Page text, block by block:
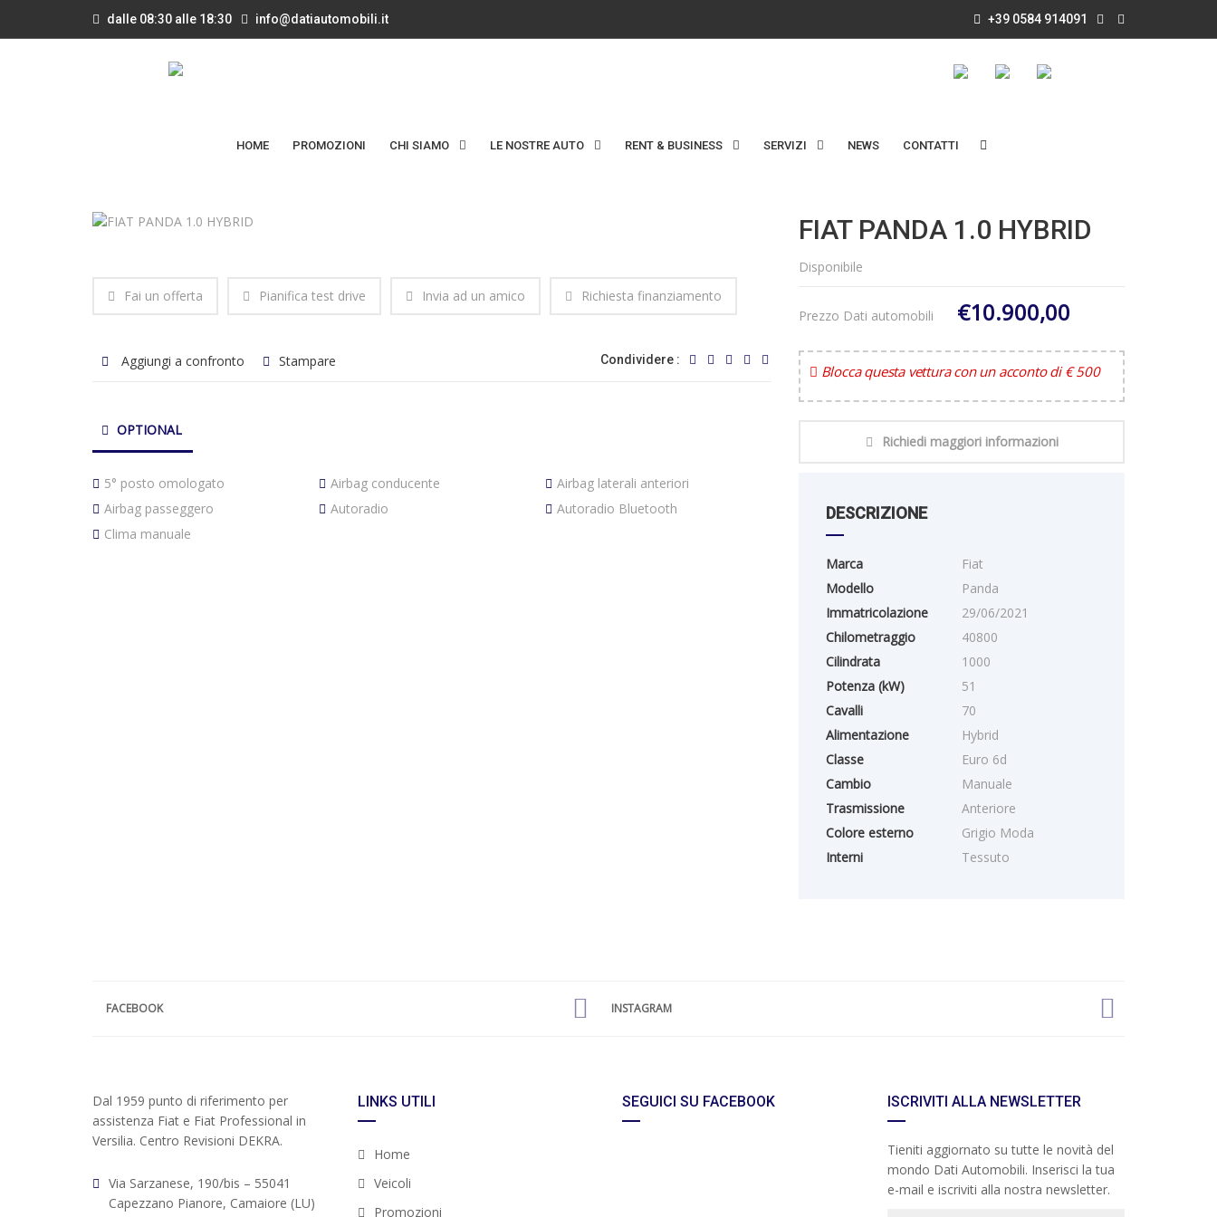
dalle 08:30 alle 18:30 info@datiautomobili.it +39 0584 914091
HOME PROMOZIONI CHI SIAMO LE NOSTRE AUTO RENT & BUSINESS SERVIZI NEWS CONTATTI
Fai un offerta Pianifica test drive Invia ad un amico Richiesta finanziamento
Aggiungi a confronto Stampare Condividere :
OPTIONAL
5° posto omologato Airbag conducente
Airbag laterali anteriori
Airbag passeggero
Autoradio
Autoradio Bluetooth
Clima manuale
FIAT PANDA 1.0 HYBRID
Disponibile
Prezzo Dati automobili €10.900,00
Blocca questa vettura con un acconto di € 500
Richiedi maggiori informazioni
DESCRIZIONE
Marca
Fiat
Modello
Panda
Immatricolazione
29/06/2021
Chilometraggio
40800
Cilindrata
1000
Potenza (kW)
51
Cavalli
70
Alimentazione
Hybrid
Classe
Euro 6d
Cambio
Manuale
Trasmissione
Anteriore
Colore esterno
Grigio Moda
Interni
Tessuto
FACEBOOK INSTAGRAM
Dal 1959 punto di riferimento per
assistenza Fiat e Fiat Professional in
Versilia. Centro Revisioni DEKRA.
Via Sarzanese, 190/bis – 55041
Capezzano Pianore, Camaiore (LU)
LINKS UTILI
Home
Veicoli
Promozioni
SEGUICI SU FACEBOOK ISCRIVITI ALLA NEWSLETTER
Tieniti aggiornato su tutte le novità del
mondo Dati Automobili. Inserisci la tua
e-mail e iscriviti alla nostra newsletter.